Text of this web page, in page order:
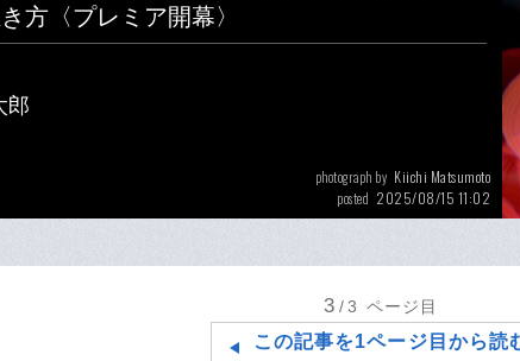
方〈プレミア開幕〉
郎
photograph by Kiichi Matsumoto
posted 2025/08/15 11:02
3 /3 ページ目
この記事を1ページ目から読